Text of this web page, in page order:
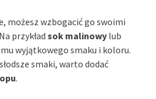
możesz wzbogacić go swoimi
przykład sok malinowy lub
wyjątkowego smaku i koloru.
smaki, warto dodać
.